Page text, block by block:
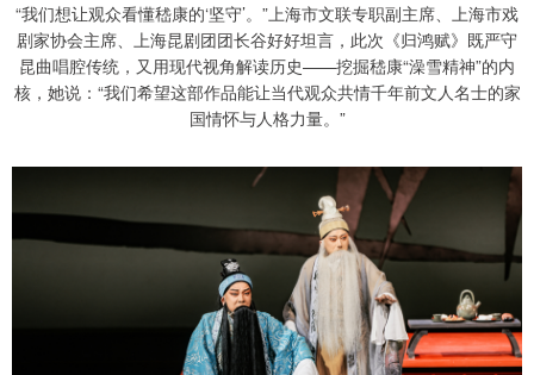
“我们想让观众看懂嵇康的‘坚守’。”上海市文联专职副主席、上海市戏
剧家协会主席、上海昆剧团团长谷好好坦言，此次《归鸿赋》既严守
昆曲唱腔传统，又用现代视角解读历史——挖掘嵇康“澡雪精神”的内
核，她说：“我们希望这部作品能让当代观众共情千年前文人名士的家
国情怀与人格力量。”